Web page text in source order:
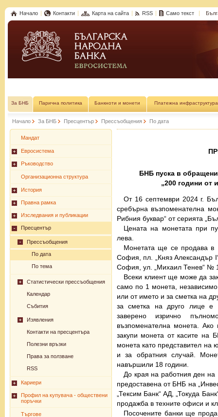
Начало Контакти Карта на сайта RSS Само текст
За БНБ Парична политика Банкноти и монети Платежна инфраструктура
Начало За БНБ Пресцентър Прессъобщения По дата
Мандат
Евросистема
Ръководство
Организационна структура
История
Правна рамка
Изследвания и публикации
Пресцентър
Прессъобщения
По дата
По тема
Статистически прессъобщения
Календар
Събития
Изявления
Контакти на пресцентъра
Полезни връзки
Права за ползване
RSS
Кариери
Профил на купувача - обществени
поръчки
Търгове
БНБ пуска в
„200 години от
От 16 септември 2024 г.
сребърна възпоменателна
Рибния буквар“ от серията
Цената на монетата при
лева.
Монетата ще се продава в
София, пл. „Княз Александър
София, ул. „Михаил Тенев“ №
Всеки клиент ще може да
само по 1 монета,
или от името и за сметка на
за сметка на друго лице е
заверено изрично
възпоменателна монета. Ако
закупи монета от касите на
монета като представител на
и за обратния случай.
навършили 18 години.
До края на работния ден
предоставена от БНБ на
„Тексим Банк“ АД, „Токуда
продажба в техните офиси и
Посочените банки ще